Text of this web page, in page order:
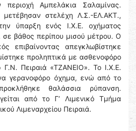
Αμπελάκια Σαλαμίνας.
στελέχη Λ.Σ.-ΕΛ.ΑΚΤ.,
ύπαρξη ενός Ι.Χ.Ε. οχήματος
βάθος περίπου μισού μέτρου. Ο
επιβαίνοντας απεγκλωβίστηκε
προληπτικά με ασθενοφόρο
Πειραιά «ΤΖΑΝΕΙΟ». Το Ι.Χ.Ε.
γερανοφόρο όχημα, ενώ από το
θαλάσσια ρύπανση.
από το Γ’ Λιμενικό Τμήμα
Λιμεναρχείου Πειραιά.